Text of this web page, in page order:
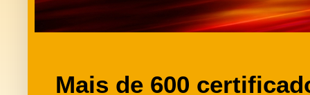
Mais de 600